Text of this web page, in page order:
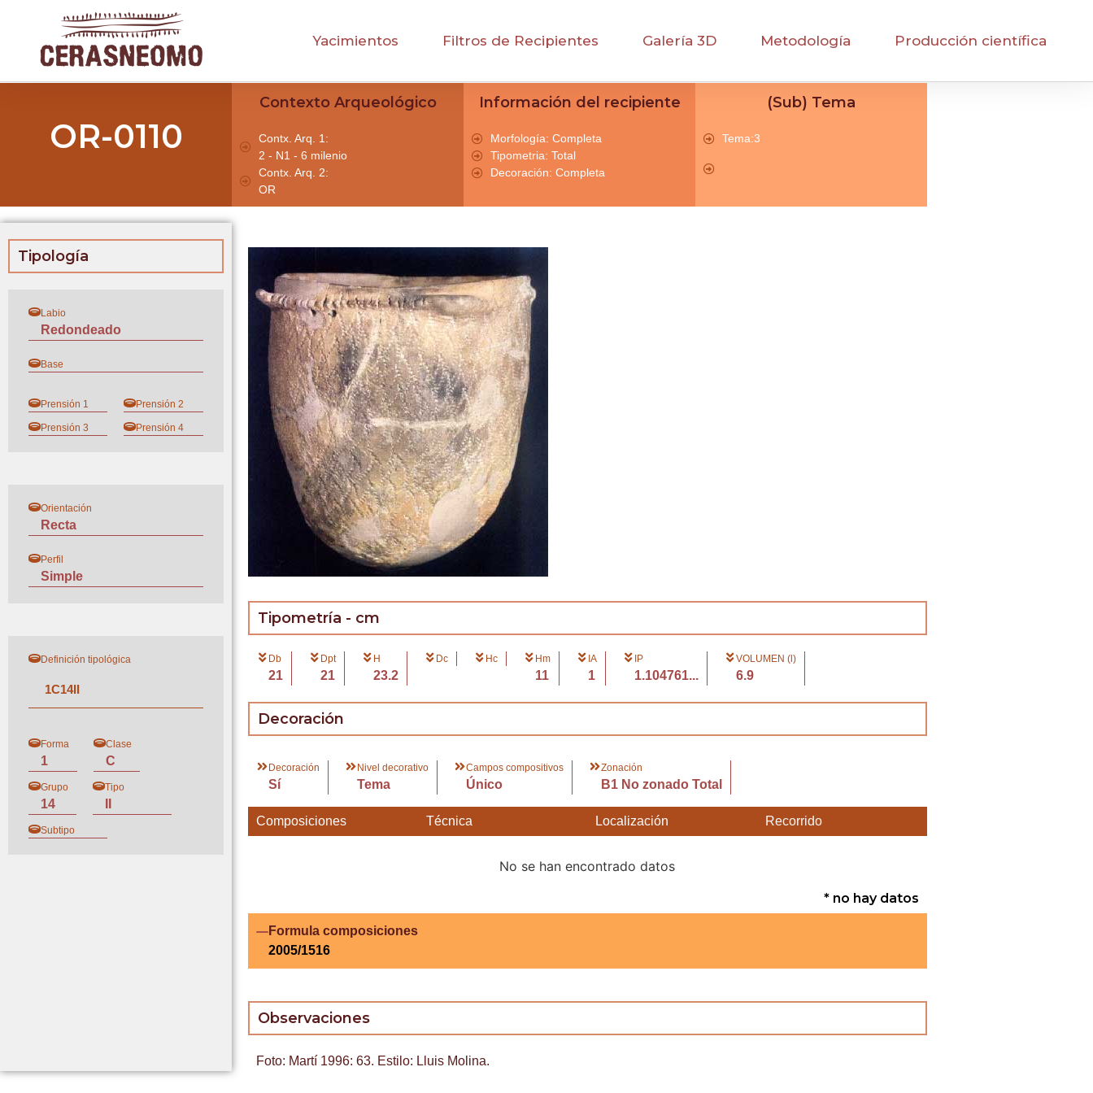
Yacimientos Filtros de Recipientes Galería 3D Metodología Producción científica
OR-0110
Contexto Arqueológico
Contx. Arq. 1:
2 - N1 - 6 milenio
Contx. Arq. 2:
OR
Información del recipiente
Morfología: Completa
Tipometria: Total
Decoración: Completa
(Sub) Tema
Tema:3
Tipología
Labio
Redondeado
Base
Prensión 1 Prensión 2
Prensión 3 Prensión 4
Orientación
Recta
Perfil
Simple
Definición tipológica
1C14II
Forma
1
Clase
C
Grupo
14
Tipo
Subtipo
Tipometría - cm
Db
21
Dpt
21
H
23.2
Dc Hc Hm
11
IA
1
IP
1.104761...
VOLUMEN (l)
6.9
Decoración
Decoración
Sí
Nivel decorativo
Tema
Campos compositivos
Único
Zonación
B1 No zonado Total
Composiciones Técnica Localización Recorrido
No se han encontrado datos
* no hay datos
Formula composiciones
2005/1516
Observaciones
Foto: Martí 1996: 63. Estilo: Lluis Molina.